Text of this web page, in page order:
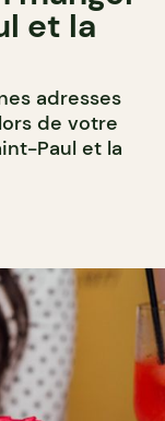
et la
adresses
de votre
Paul et la